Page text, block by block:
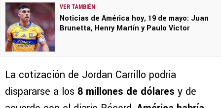
VER TAMBIÉN
Noticias de América hoy, 19 de mayo: Juan
Brunetta, Henry Martín y Paulo Victor
La cotización de Jordan Carrillo podría
dispararse a los 8 millones de dólares y de